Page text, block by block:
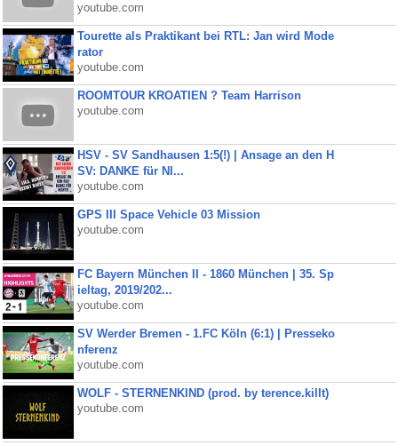
youtube.com
Tourette als Praktikant bei RTL: Jan wird Mode
rator
youtube.com
ROOMTOUR KROATIEN ? Team Harrison
youtube.com
HSV - SV Sandhausen 1:5(!) | Ansage an den H
SV: DANKE für NI...
youtube.com
GPS III Space Vehicle 03 Mission
youtube.com
FC Bayern München II - 1860 München | 35. Sp
ieltag, 2019/202...
youtube.com
SV Werder Bremen - 1.FC Köln (6:1) | Presseko
nferenz
youtube.com
WOLF - STERNENKIND (prod. by terence.killt)
youtube.com